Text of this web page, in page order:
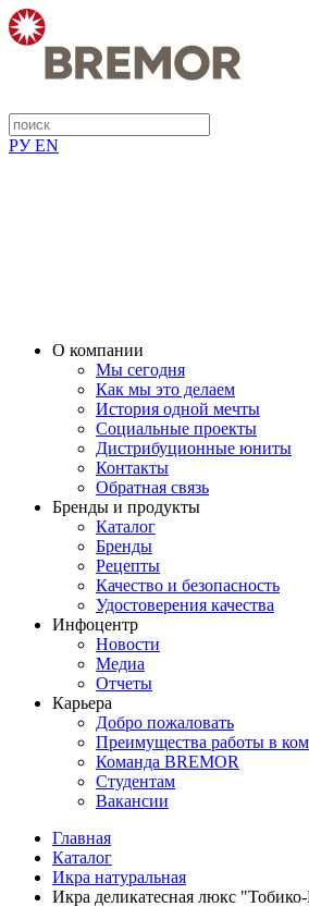
РУ EN
О компании
Мы сегодня
Как мы это делаем
История одной мечты
Социальные проекты
Дистрибуционные юниты
Контакты
Обратная связь
Бренды и продукты
Каталог
Бренды
Рецепты
Качество и безопасность
Удостоверения качества
Инфоцентр
Новости
Медиа
Отчеты
Карьера
Добро пожаловать
Преимущества работы в
Команда BREMOR
Студентам
Вакансии
Главная
Каталог
Икра натуральная
Икра деликатесная люкс